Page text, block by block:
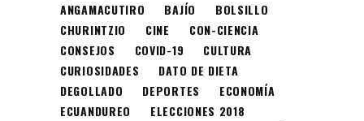
ANGAMACUTIRO
BAJÍO
BOLSILLO
CHURINTZIO
CINE
CON-CIENCIA
CONSEJOS
COVID-19
CULTURA
CURIOSIDADES
DATO DE DIETA
DEGOLLADO
DEPORTES
ECONOMÍA
ECUANDUREO
ELECCIONES 2018